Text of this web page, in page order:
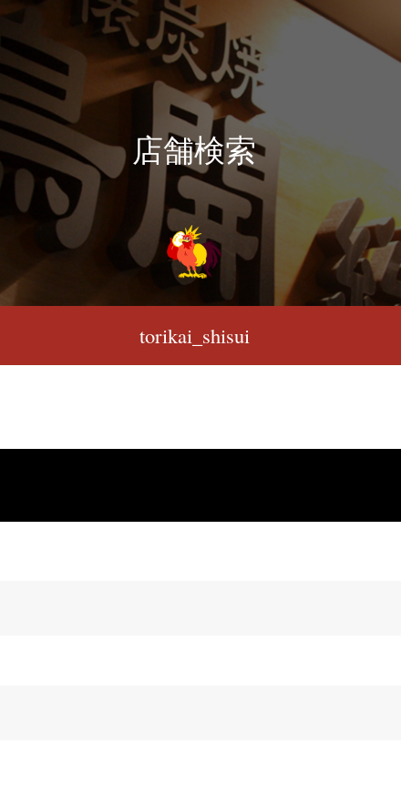
店舗検索
torikai_shisui